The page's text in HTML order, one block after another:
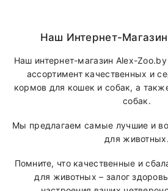
Наш Интернет-
Наш интернет-магазин Alex-
ассортимент качественных и
кормов для кошек и собак, а
собак.
Мы предлагаем самые лучшие и
для животных.
Помните, что качественные и
для животных – залог